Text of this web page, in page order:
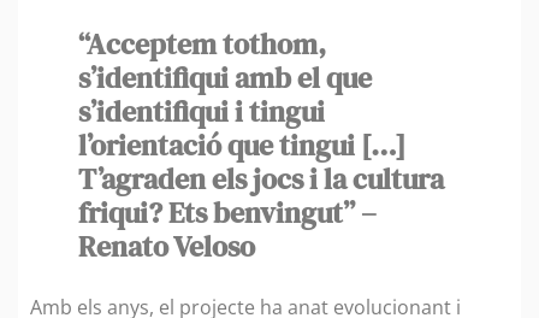
“Acceptem tothom,
s’identifiqui amb el que
s’identifiqui i tingui
l’orientació que tingui […]
T’agraden els jocs i la cultura
friqui? Ets benvingut” –
Renato Veloso
Amb els anys, el projecte ha anat evolucionant i